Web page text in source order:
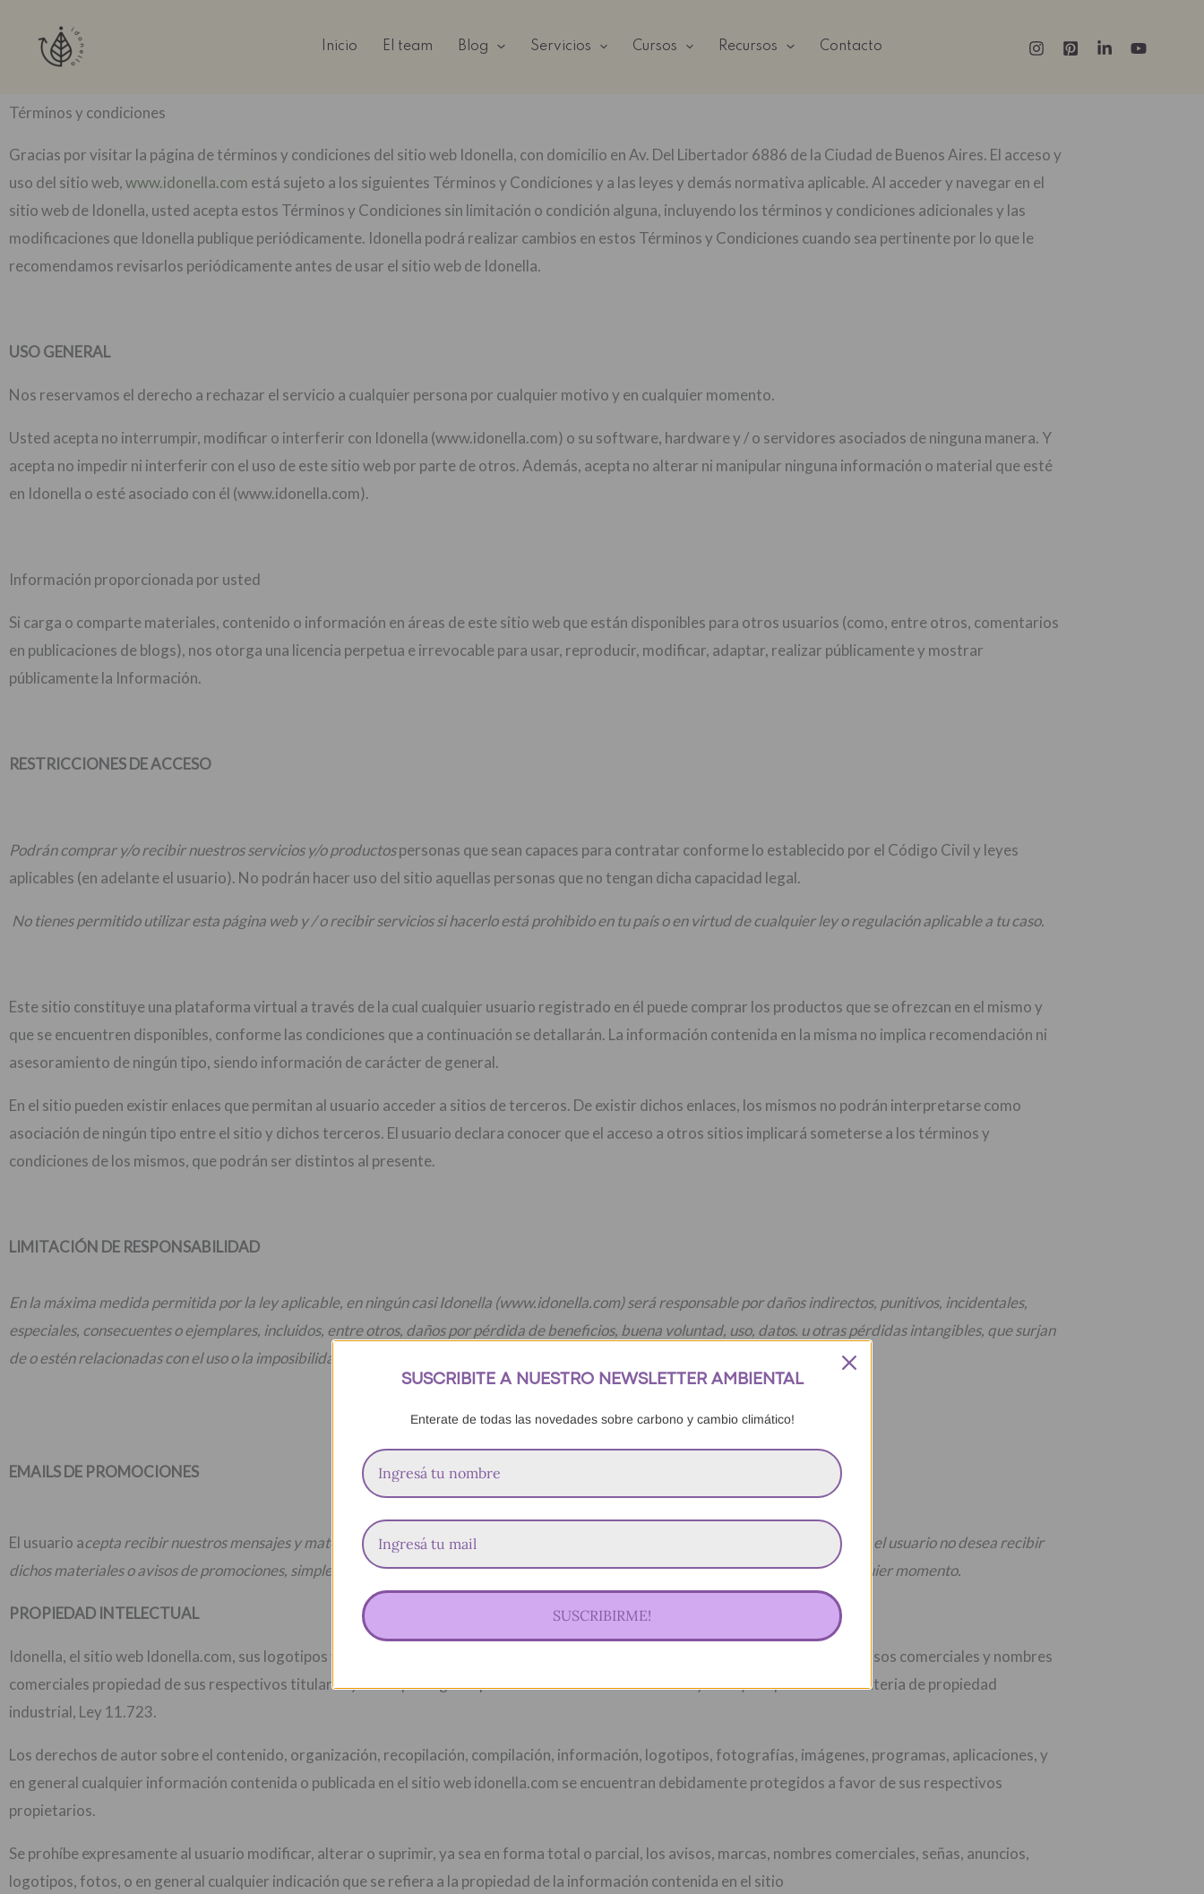
contenido
Inicio El team Blog Servicios Cursos Recursos Contacto
Términos y condiciones
Gracias por visitar la página de términos y condiciones del sitio web Idonella, con domicilio en Av. Del Libertador 6886 de la Ciudad de Buenos Aires. El acceso y
uso del sitio web,www.idonella.com está sujeto a los siguientes Términos y Condiciones y a las leyes y demás normativa aplicable. Al acceder y navegar en el
sitio web de Idonella, usted acepta estos Términos y Condiciones sin limitación o condición alguna, incluyendo los términos y condiciones adicionales y las
modificaciones que Idonella publique periódicamente. Idonella podrá realizar cambios en estos Términos y Condiciones cuando sea pertinente por lo que le
recomendamos revisarlos periódicamente antes de usar el sitio web de Idonella.
USO GENERAL
Nos reservamos el derecho a rechazar el servicio a cualquier persona por cualquier motivo y en cualquier momento.
Usted acepta no interrumpir, modificar o interferir con Idonella (www.idonella.com) o su software, hardware y / o servidores asociados de ninguna manera. Y
acepta no impedir ni interferir con el uso de este sitio web por parte de otros. Además, acepta no alterar ni manipular ninguna información o material que esté
en Idonella o esté asociado con él (www.idonella.com).
Información proporcionada por usted
Si carga o comparte materiales, contenido o información en áreas de este sitio web que están disponibles para otros usuarios (como, entre otros, comentarios
en publicaciones de blogs), nos otorga una licencia perpetua e irrevocable para usar, reproducir, modificar, adaptar, realizar públicamente y mostrar
públicamente la Información.
RESTRICCIONES DE ACCESO
Podrán comprar y/o recibir nuestros servicios y/o productospersonas que sean capaces para contratar conforme lo establecido por el Código Civil y leyes
aplicables (en adelante el usuario). No podrán hacer uso del sitio aquellas personas que no tengan dicha capacidad legal.
No tienes permitido utilizar esta página web y / o recibir servicios si hacerlo está prohibido en tu país o en virtud de cualquier ley o regulación aplicable a tu caso.
Este sitio constituye una plataforma virtual a través de la cual cualquier usuario registrado en él puede comprar los productos que se ofrezcan en el mismo y
que se encuentren disponibles, conforme las condiciones que a continuación se detallarán. La información contenida en la misma no implica recomendación ni
asesoramiento de ningún tipo, siendo información de carácter de general.
En el sitio pueden existir enlaces que permitan al usuario acceder a sitios de terceros. De existir dichos enlaces, los mismos no podrán interpretarse como
asociación de ningún tipo entre el sitio y dichos terceros. El usuario declara conocer que el acceso a otros sitios implicará someterse a los términos y
condiciones de los mismos, que podrán ser distintos al presente.
LIMITACIÓN DE RESPONSABILIDAD
En la máxima medida permitida por la ley aplicable, en ningún casi Idonella (www.idonella.com) será responsable por daños indirectos, punitivos, incidentales,
especiales, consecuentes o ejemplares, incluidos, entre otros, daños por pérdida de beneficios, buena voluntad, uso, datos. u otras pérdidas intangibles, que surjan
de o estén relacionadas con el uso o la imposibilidad de utilizar el servicio
EMAILS DE PROMOCIONES
El usuario acepta recibir nuestros mensajes y materiales de promoción, por correo electrónico que haya sido proporcionado al sitio. Si el usuario no desea recibir
dichos materiales o avisos de promociones, simplemente debe avisar a Idonella a través del emailidonella.blog@gmail.comen cualquier momento.
PROPIEDAD INTELECTUAL
Idonella, el sitio web Idonella.com, sus logotipos y todo el material que aparece en dicho sitio, son marcas, nombres de dominio, avisos comerciales y nombres
comerciales propiedad de sus respectivos titulares y están protegidos por los tratados internacionales y las leyes aplicables en materia de propiedad
industrial, Ley 11.723.
Los derechos de autor sobre el contenido, organización, recopilación, compilación, información, logotipos, fotografías, imágenes, programas, aplicaciones, y
en general cualquier información contenida o publicada en el sitio web idonella.com se encuentran debidamente protegidos a favor de sus respectivos
propietarios.
Se prohíbe expresamente al usuario modificar, alterar o suprimir, ya sea en forma total o parcial, los avisos, marcas, nombres comerciales, señas, anuncios,
logotipos, fotos, o en general cualquier indicación que se refiera a la propiedad de la información contenida en el sitio
SUSCRIBITE A NUESTRO NEWSLETTER AMBIENTAL
Enterate de todas las novedades sobre carbono y cambio climático!
SUSCRIBIRME!